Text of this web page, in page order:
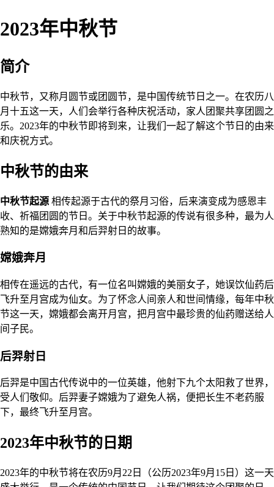
2023年中秋节
简介
中秋节，又称月圆节或团圆节，是中国传统节日之一。在农历八
月十五这一天，人们会举行各种庆祝活动，家人团聚共享团圆之
乐。2023年的中秋节即将到来，让我们一起了解这个节日的由来
和庆祝方式。
中秋节的由来
中秋节起源 相传起源于古代的祭月习俗，后来演变成为感恩丰
收、祈福团圆的节日。关于中秋节起源的传说有很多种，最为人
熟知的是嫦娥奔月和后羿射日的故事。
嫦娥奔月
相传在遥远的古代，有一位名叫嫦娥的美丽女子，她误饮仙药后
飞升至月宫成为仙女。为了怀念人间亲人和世间情缘，每年中秋
节这一天，嫦娥都会离开月宫，把月宫中最珍贵的仙药赠送给人
间子民。
后羿射日
后羿是中国古代传说中的一位英雄，他射下九个太阳救了世界，
受人们敬仰。后羿妻子嫦娥为了避免人祸，便把长生不老药服
下，最终飞升至月宫。
2023年中秋节的日期
2023年的中秋节将在农历9月22日（公历2023年9月15日）这一天